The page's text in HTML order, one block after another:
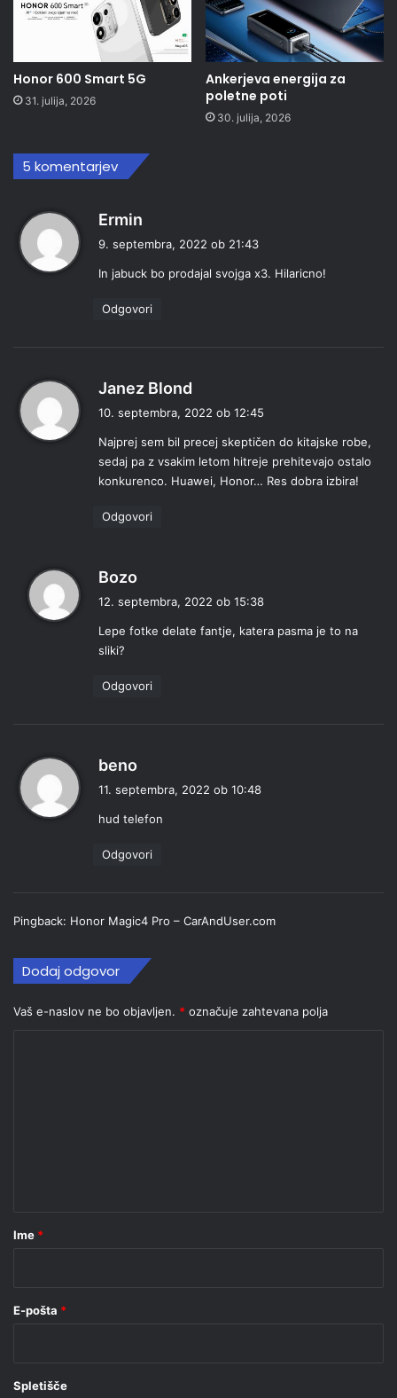
Honor 600 Smart 5G
31. julija, 2026
Ankerjeva energija za
poletne poti
30. julija, 2026
5 komentarjev
Ermin
v
:
9. septembra, 2022 ob 21:43
In jabuck bo prodajal svojga x3. Hilaricno!
Odgovori
Janez Blond
v
i
:
10. septembra, 2022 ob 12:45
Najprej sem bil precej skeptičen do kitajske robe,
sedaj pa z vsakim letom hitreje prehitevajo ostalo
konkurenco. Huawei, Honor… Res dobra izbira!
Odgovori
Bozo
v
12. septembra, 2022 ob 15:38
Lepe fotke delate fantje, katera pasma je to na
sliki?
Odgovori
beno
v
:
11. septembra, 2022 ob 10:48
hud telefon
Odgovori
Pingback: Honor Magic4 Pro – CarAndUser.com
Dodaj odgovor
Vaš e-naslov ne bo objavljen. * označuje zahtevana polja
rIme *
E-pošta *
Spletišče